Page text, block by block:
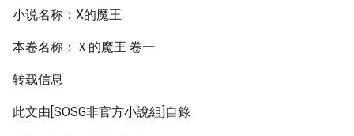
小说名称：X的魔王
本卷名称：Ｘ的魔王 卷一
转载信息
此文由[SOSG非官方小說組]自錄